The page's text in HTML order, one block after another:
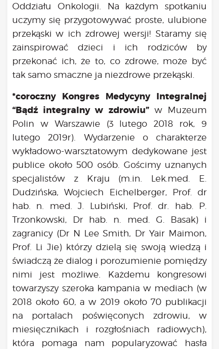
Oddziału Onkologii. Na każdym spotkaniu
uczymy się przygotowywać proste, ulubione
przekąski w ich zdrowej wersji! Staramy się
zainspirować dzieci i ich rodziców by
przekonać ich, że to, co zdrowe, może być
tak samo smaczne ja niezdrowe przekąski.
*coroczny Kongres Medycyny Integralnej
“Bądź integralny w zdrowiu”w Muzeum
Polin w Warszawie (3 lutego 2018 rok, 9
lutego 2019r). Wydarzenie o charakterze
wykładowo-warsztatowym dedykowane jest
publice około 500 osób. Gościmy uznanych
specjalistów z Kraju (m.in. Lek.med. E.
Dudzińska, Wojciech Eichelberger, Prof. dr
hab. n. med. J. Lubiński, Prof. dr. hab. P.
Trzonkowski, Dr hab. n. med. G. Basak) i
zagranicy (Dr N Lee Smith, Dr Yair Maimon,
Prof. Li Jie) którzy dzielą się swoją wiedzą i
świadczą że dialog i porozumienie pomiędzy
nimi jest możliwe. Każdemu kongresowi
towarzyszy szeroka kampania w mediach (w
2018 około 60, a w 2019 około 70 publikacji
na portalach poświęconych zdrowiu, w
miesięcznikach i rozgłośniach radiowych),
która pomaga nam popularyzować hasła
Filmy
Galeria
„Bądź” w mediach
Kontakt